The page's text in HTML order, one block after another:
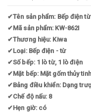
✔Tên sản phẩm: Bếp điện
✔Mã sản phẩm: KW-862I
✔Thương hiệu: Kiwa
✔Loại: Bếp điện - từ
✔Số bếp: 1 lò từ, 1 lò điện
✔Mặt bếp: Mặt gốm thủy
✔Bảng điều khiển: Dạng
✔Chế độ nấu: 8
✔Hẹn giờ: có